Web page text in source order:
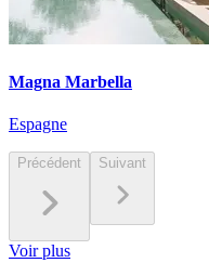
Magna Marbella
Espagne
Précédent Suivant
Voir plus